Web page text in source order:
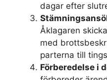
dagar efter
Åklagaren
med
parterna till
Förberedelse i